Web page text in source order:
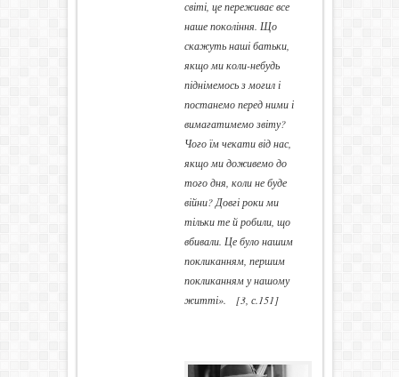
світі, це переживає все
наше покоління. Що
скажуть наші батьки,
якщо ми коли-небудь
піднімемось з могил і
постанемо перед ними і
вимагатимемо звіту?
Чого їм чекати від нас,
якщо ми доживемо до
того дня, коли не буде
війни? Довгі роки ми
тільки те й робили, що
вбивали. Це було нашим
покликанням, першим
покликанням у нашому
житті».
[3, с.151]